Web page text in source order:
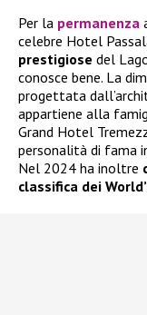
Per la permanenza
celebre Hotel
prestigiose del
conosce bene. La
progettata
appartiene alla
Grand Hotel
personalità di fama
Nel 2024 ha inoltre
classifica dei